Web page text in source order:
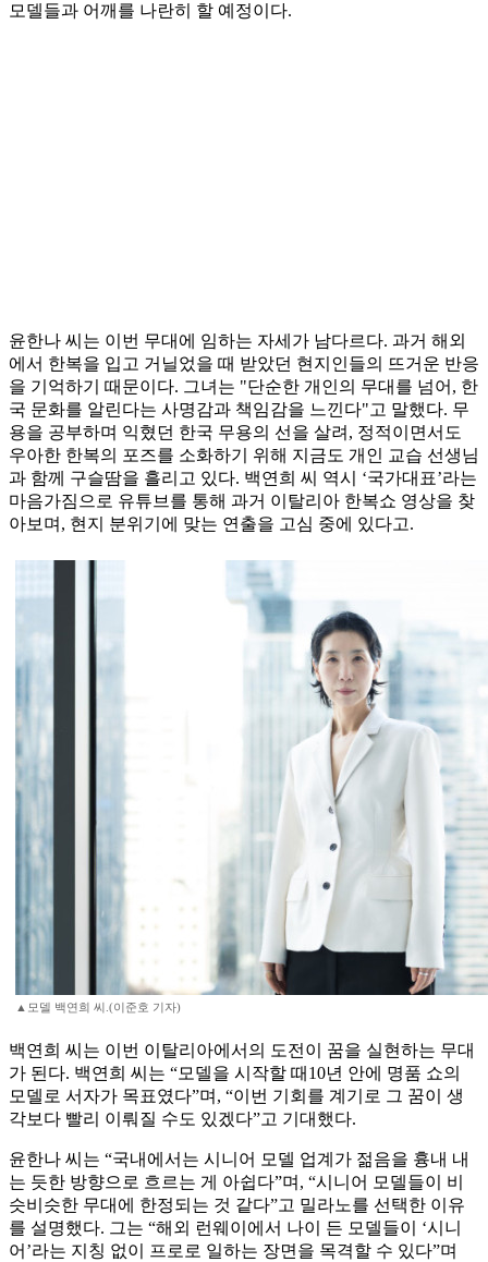
모델들과 어깨를 나란히 할 예정이다.
윤한나 씨는 이번 무대에 임하는 자세가 남다르다. 과거 해외
에서 한복을 입고 거닐었을 때 받았던 현지인들의 뜨거운 반응
을 기억하기 때문이다. 그녀는 "단순한 개인의 무대를 넘어, 한
국 문화를 알린다는 사명감과 책임감을 느낀다"고 말했다. 무
용을 공부하며 익혔던 한국 무용의 선을 살려, 정적이면서도
우아한 한복의 포즈를 소화하기 위해 지금도 개인 교습 선생님
과 함께 구슬땀을 흘리고 있다. 백연희 씨 역시 ‘국가대표’라는
마음가짐으로 유튜브를 통해 과거 이탈리아 한복쇼 영상을 찾
아보며, 현지 분위기에 맞는 연출을 고심 중에 있다고.
▲모델 백연희 씨.(이준호 기자)
백연희 씨는 이번 이탈리아에서의 도전이 꿈을 실현하는 무대
가 된다. 백연희 씨는 “모델을 시작할 때10년 안에 명품 쇼의
모델로 서자가 목표였다”며, “이번 기회를 계기로 그 꿈이 생
각보다 빨리 이뤄질 수도 있겠다”고 기대했다.
윤한나 씨는 “국내에서는 시니어 모델 업계가 젊음을 흉내 내
는 듯한 방향으로 흐르는 게 아쉽다”며, “시니어 모델들이 비
슷비슷한 무대에 한정되는 것 같다”고 밀라노를 선택한 이유
를 설명했다. 그는 “해외 런웨이에서 나이 든 모델들이 ‘시니
어’라는 지칭 없이 프로로 일하는 장면을 목격할 수 있다”며